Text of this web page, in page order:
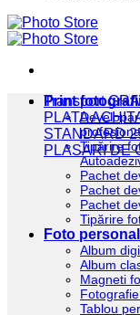
Print
Tipărire
Pachet
Pachet
Pachet
Tipărire
Foto
Album
Album
Magneti
Tablou
Transport
PLATA
STANDARD
PLASARI DE